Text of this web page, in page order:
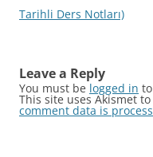
navigation
Tarihli Ders Notları)
Leave a Reply
You must be logged in
This site uses Akismet
comment data is